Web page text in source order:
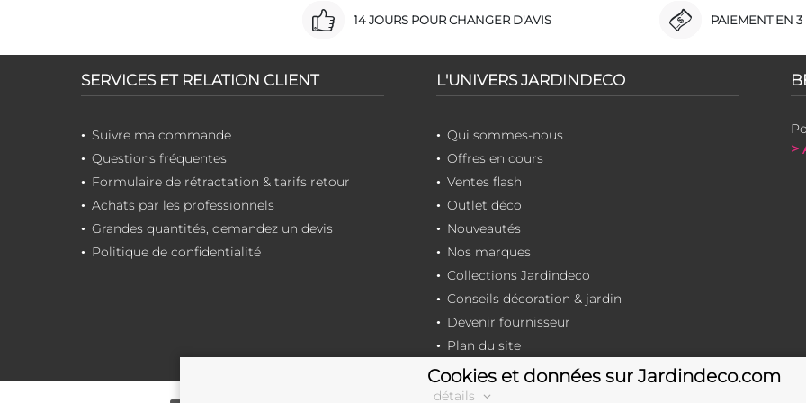
14 JOURS POUR CHANGER D'AVIS PAIEMENT EN 3
SERVICES ET RELATION CLIENT
Suivre ma commande
Questions fréquentes
Formulaire de rétractation & tarifs retour
Achats par les professionnels
Grandes quantités, demandez un devis
Politique de confidentialité
L'UNIVERS JARDINDECO
Qui sommes-nous
Offres en cours
Ventes flash
Outlet déco
Nouveautés
Nos marques
Collections Jardindeco
Conseils décoration & jardin
Devenir fournisseur
Plan du site
>
Cookies et données sur Jardindeco.com
détails